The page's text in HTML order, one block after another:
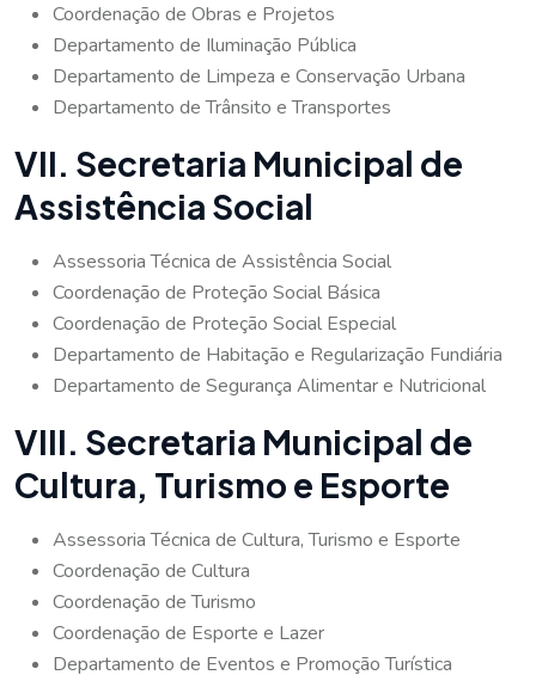
Coordenação de Obras e Projetos
Departamento de Iluminação Pública
Departamento de Limpeza e Conservação Urbana
Departamento de Trânsito e Transportes
VII. Secretaria Municipal de
Assistência Social
Assessoria Técnica de Assistência Social
Coordenação de Proteção Social Básica
Coordenação de Proteção Social Especial
Departamento de Habitação e Regularização Fundiária
Departamento de Segurança Alimentar e Nutricional
VIII. Secretaria Municipal de
Cultura, Turismo e Esporte
Assessoria Técnica de Cultura, Turismo e Esporte
Coordenação de Cultura
Coordenação de Turismo
Coordenação de Esporte e Lazer
Departamento de Eventos e Promoção Turística